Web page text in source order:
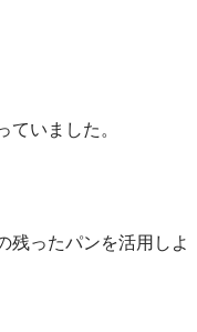
いました。
残ったパンを活用しよ